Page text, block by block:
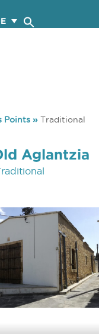
Points » Traditional
Aglantzia